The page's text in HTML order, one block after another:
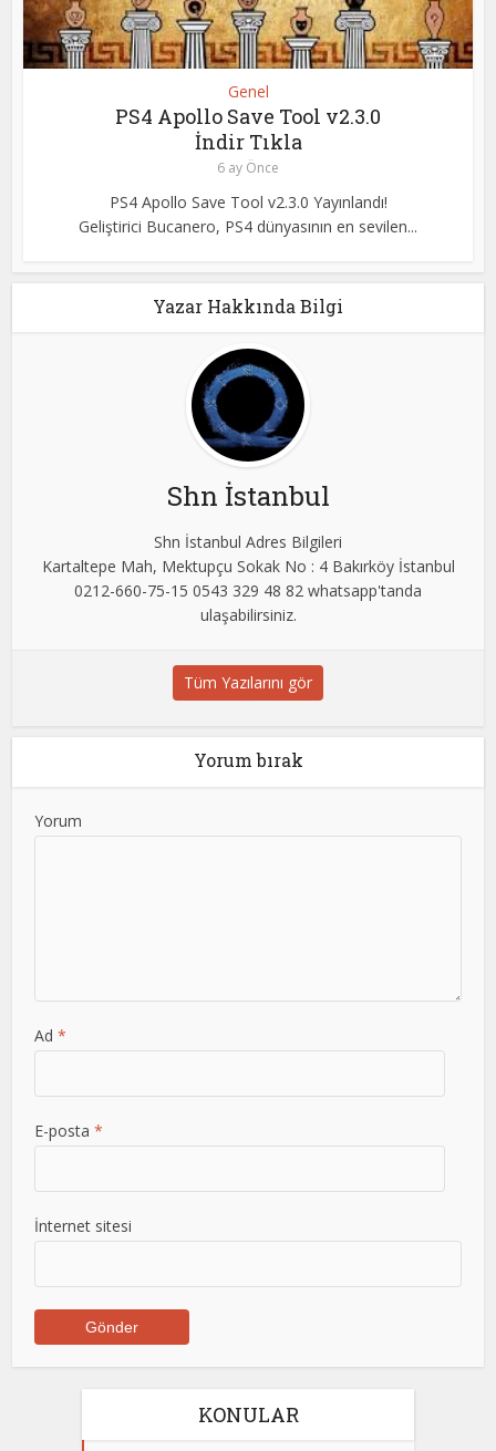
Genel
PS4 Apollo Save Tool v2.3.0
İndir Tıkla
6 ay Önce
PS4 Apollo Save Tool v2.3.0 Yayınlandı!
Geliştirici Bucanero, PS4 dünyasının en sevilen...
Yazar Hakkında Bilgi
Shn İstanbul
Shn İstanbul Adres Bilgileri
Kartaltepe Mah, Mektupçu Sokak No : 4 Bakırköy İstanbul
0212-660-75-15 0543 329 48 82 whatsapp'tanda
ulaşabilirsiniz.
Tüm Yazılarını gör
Yorum bırak
Yorum
Ad*
E-posta*
İnternet sitesi
KONULAR